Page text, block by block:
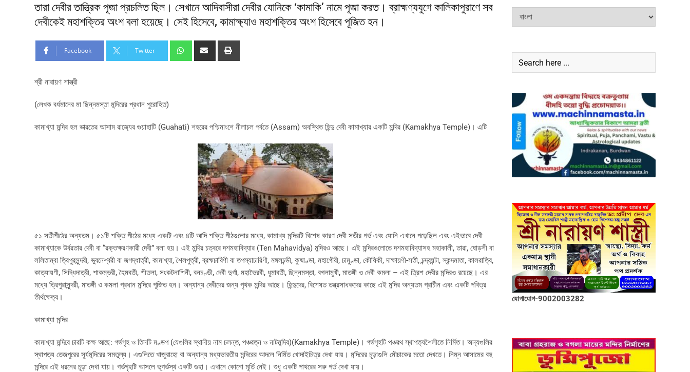
তারা দেবীর তান্ত্রিক পূজা প্রচলিত ছিল। সেখানে আদিবাসীরা দেবীর যোনিকে ‘কামাকি’ নামে পূজা করত। ব্রাহ্মণ্যযুগে কালিকাপুরাণে সব
দেবীকেই মহাশক্তির অংশ বলা হয়েছে। সেই হিসেবে, কামাক্ষ্যাও মহাশক্তির অংশ হিসেবে পূজিত হন।
Facebook Twitter
শ্রী নারায়ণ শাস্ত্রী
(লেখক বর্ধমানের মা ছিন্নমস্তা মন্দিরের প্রধান পুরোহিত)
কামাখ্যা মন্দির হল ভারতের আসাম রাজ্যের গুয়াহাটি (Guahati) শহরের পশ্চিমাংশে নীলাচল পর্বতে (Assam) অবস্থিত হিন্দু দেবী কামাখ্যার একটি মন্দির (Kamakhya Temple)। এটি
৫১ সতীপীঠের অন্যতম। ৫১টি শক্তি পীঠের মধ্যে একটি এবং ৪টি আদি শক্তি পীঠগুলোর মধ্যে, কামাখ্য মন্দিরটি বিশেষ কারণ দেবী সতীর গর্ভ এবং যোনি এখানে পড়েছিল এবং এইভাবে দেবী
কামাখ্যাকে উর্বরতার দেবী বা “রক্তক্ষরণকারী দেবী” বলা হয়। এই মন্দির চত্বরে দশমহাবিদ্যার (Ten Mahavidya) মন্দিরও আছে। এই মন্দিরগুলোতে দশমহাবিদ্যাসহ মহাকালী, তারা, ষোড়শী বা
ললিতাম্বা ত্রিপুরসুন্দরী, ভুবনেশ্বরী বা জগদ্ধাত্রী, কামাখ্যা, শৈলপুত্রী, ব্রহ্মচারিণী বা তপস্যাচারিণী, মঙ্গলচন্ডী, কুষ্মাণ্ডা, মহাগৌরী, চামুণ্ডা, কৌষিকী, দাক্ষায়ণী-সতী, চন্দ্রঘন্টা, স্কন্দমাতা, কালরাত্রি,
কাত্যায়ণী, সিদ্ধিদাত্রী, শাকম্ভরী, হৈমবতী, শীতলা, সংকটনাশিনী, বনচণ্ডী, দেবী দুর্গা, মহাভৈরবী, ধূমাবতী, ছিন্নমস্তা, বগলামুখী, মাতঙ্গী ও দেবী কমলা – এই ত্রিশ দেবীর মন্দিরও রয়েছে। এর
মধ্যে ত্রিপুরাসুন্দরী, মাতঙ্গী ও কমলা প্রধান মন্দিরে পূজিত হন। অন্যান্য দেবীদের জন্য পৃথক মন্দির আছে। হিন্দুদের, বিশেষত তন্ত্রসাধকদের কাছে এই মন্দির অন্যতম প্রাচীন এবং একটি পবিত্র
তীর্থক্ষেত্র।
কামাখ্যা মন্দির
কামাখ্যা মন্দিরে চারটি কক্ষ আছে: গর্ভগৃহ ও তিনটি মণ্ডপ (যেগুলির স্থানীয় নাম চলন্ত, পঞ্চরত্ন ও নাটমন্দির)(Kamakhya Temple)। গর্ভগৃহটি পঞ্চরথ স্থাপত্যশৈলীতে নির্মিত। অন্যগুলির
স্থাপত্য তেজপুরের সূর্যমন্দিরের সমতুল্য। এগুলিতে খাজুরাহো বা অন্যান্য মধ্যভারতীয় মন্দিরের আদলে নির্মিত খোদাইচিত্র দেখা যায়। মন্দিরের চূড়াগুলি মৌচাকের মতো দেখতে। নিম্ন আসামের বহু
মন্দিরে এই ধরনের চূড়া দেখা যায়। গর্ভগৃহটি আসলে ভূগর্ভস্থ একটি গুহা। এখানে কোনো মূর্তি নেই। শুধু একটি পাথরের সরু গর্ত দেখা যায়।
যোগাযোগ-9002003282